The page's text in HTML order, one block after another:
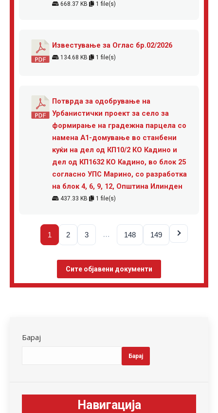
668.37 KB 1 file(s)
Известување за Оглас бр.02/2026
134.68 KB 1 file(s)
Потврда за одобрување на
Урбанистички проект за село за
формирање на градежна парцела со
намена А1-домување во станбени
куќи на дел од КП10/2 КО Кадино и
дел од КП1632 КО Кадино, во блок 25
согласно УПС Марино, со разработка
на блок 4, 6, 9, 12, Општина Илинден
437.33 KB 1 file(s)
1 2 3 … 148 149
Сите објавени документи
Барај
Барај
Навигација